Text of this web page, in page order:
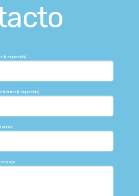
(requerido)
(requerido)